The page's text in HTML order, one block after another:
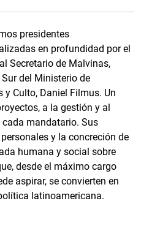
presidentes
en profundidad por el
Secretario de Malvinas,
del Ministerio de
y Culto, Daniel Filmus. Un
a la gestión y al
mandatario. Sus
y la concreción de
humana y social sobre
desde el máximo cargo
aspirar, se convierten en
latinoamericana.